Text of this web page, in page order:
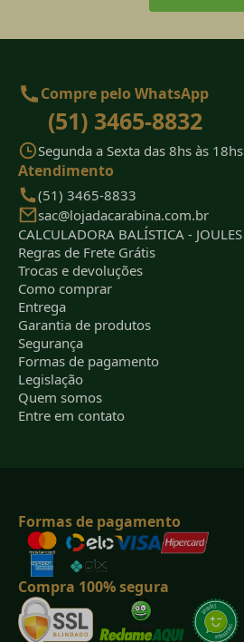
Compre pelo WhatsApp
(51) 3465-8832
Segunda a Sexta das 8hs às 18hs
Atendimento
(51) 3465-8833
sac@lojadacarabina.com.br
CALCULADORA BALÍSTICA - JOULES
Regras de Frete Grátis
Trocas e devoluções
Como comprar
Entrega
Garantia de produtos
Segurança
Formas de pagamento
Legislação
Quem somos
Entre em contato
Formas de pagamento
Compra 100% segura